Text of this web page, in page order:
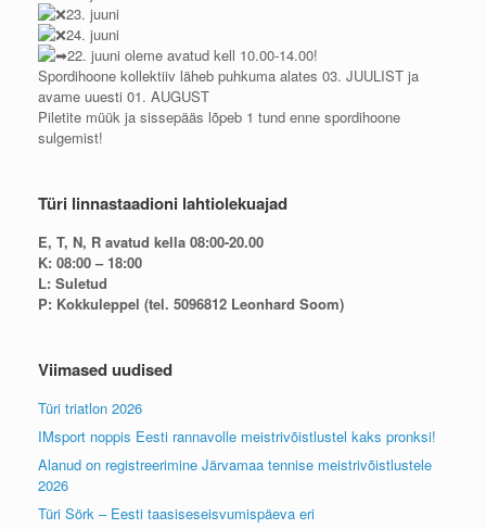
23. juuni
24. juuni
22. juuni oleme avatud kell 10.00-14.00!
Spordihoone kollektiiv läheb puhkuma alates 03. JUULIST ja
avame uuesti 01. AUGUST
Piletite müük ja sissepääs lõpeb 1 tund enne spordihoone
sulgemist!
Türi linnastaadioni lahtiolekuajad
E, T, N, R avatud kella 08:00-20.00
K: 08:00 – 18:00
L: Suletud
P: Kokkuleppel (tel. 5096812 Leonhard Soom)
Viimased uudised
Türi triatlon 2026
IMsport noppis Eesti rannavolle meistrivõistlustel kaks pronksi!
Alanud on registreerimine Järvamaa tennise meistrivõistlustele
2026
Türi Sörk – Eesti taasiseseisvumispäeva eri